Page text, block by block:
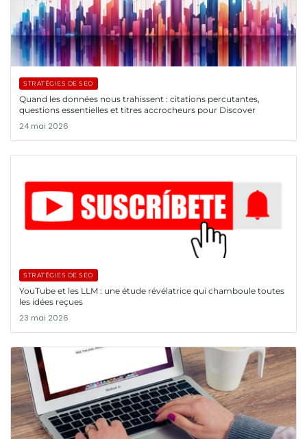
STRATÉGIES DE SEO
Quand les données nous trahissent : citations percutantes,
questions essentielles et titres accrocheurs pour Discover
24 mai 2026
STRATÉGIES DE SEO
YouTube et les LLM : une étude révélatrice qui chamboule toutes
les idées reçues
23 mai 2026